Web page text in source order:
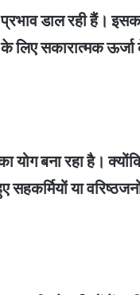
डाल रही हैं।
सकारात्मक
योग बना रहा है।
या